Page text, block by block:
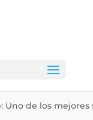
Uno de los